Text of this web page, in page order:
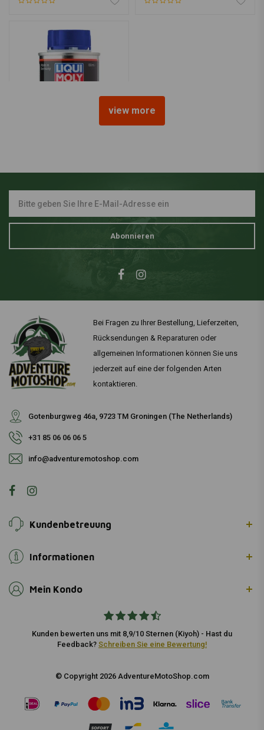
Shooter | 80ML
view more
Abonnieren
Bei Fragen zu Ihrer Bestellung, Lieferzeiten,
Rücksendungen & Reparaturen oder
allgemeinen Informationen können Sie uns
jederzeit auf eine der folgenden Arten
kontaktieren.
Gotenburgweg 46a, 9723 TM Groningen (The Netherlands)
+31 85 06 06 06 5
info@adventuremotoshop.com
Kundenbetreuung
Informationen
Mein Kondo
Kunden bewerten uns mit 8,9/10 Sternen (Kiyoh) - Hast du
Feedback? Schreiben Sie eine Bewertung!
© Copyright 2026 AdventureMotoShop.com